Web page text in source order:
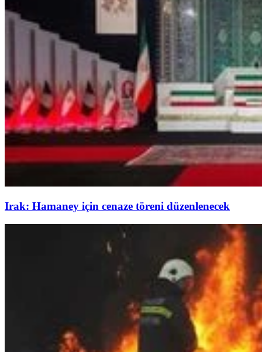
Irak: Hamaney için cenaze töreni düzenlenecek